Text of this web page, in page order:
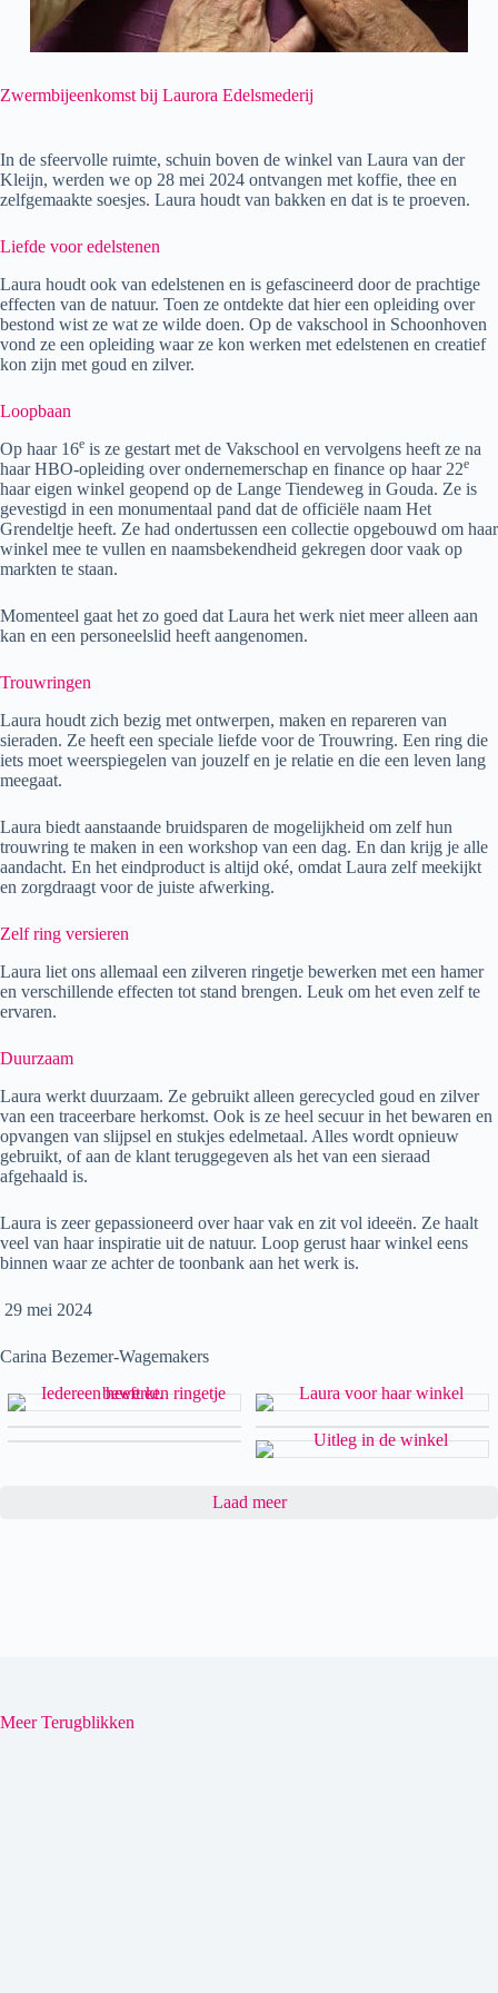
Zwermbijeenkomst bij Laurora Edelsmederij
In de sfeervolle ruimte, schuin boven de winkel van Laura van der
Kleijn, werden we op 28 mei 2024 ontvangen met koffie, thee en
zelfgemaakte soesjes. Laura houdt van bakken en dat is te proeven.
Liefde voor edelstenen
Laura houdt ook van edelstenen en is gefascineerd door de prachtige
effecten van de natuur. Toen ze ontdekte dat hier een opleiding over
bestond wist ze wat ze wilde doen. Op de vakschool in Schoonhoven
vond ze een opleiding waar ze kon werken met edelstenen en creatief
kon zijn met goud en zilver.
Loopbaan
Op haar 16e is ze gestart met de Vakschool en vervolgens heeft ze na
haar HBO-opleiding over ondernemerschap en finance op haar 22e
haar eigen winkel geopend op de Lange Tiendeweg in Gouda. Ze is
gevestigd in een monumentaal pand dat de officiële naam Het
Grendeltje heeft. Ze had ondertussen een collectie opgebouwd om haar
winkel mee te vullen en naamsbekendheid gekregen door vaak op
markten te staan.
Momenteel gaat het zo goed dat Laura het werk niet meer alleen aan
kan en een personeelslid heeft aangenomen.
Trouwringen
Laura houdt zich bezig met ontwerpen, maken en repareren van
sieraden. Ze heeft een speciale liefde voor de Trouwring. Een ring die
iets moet weerspiegelen van jouzelf en je relatie en die een leven lang
meegaat.
Laura biedt aanstaande bruidsparen de mogelijkheid om zelf hun
trouwring te maken in een workshop van een dag. En dan krijg je alle
aandacht. En het eindproduct is altijd oké, omdat Laura zelf meekijkt
en zorgdraagt voor de juiste afwerking.
Zelf ring versieren
Laura liet ons allemaal een zilveren ringetje bewerken met een hamer
en verschillende effecten tot stand brengen. Leuk om het even zelf te
ervaren.
Duurzaam
Laura werkt duurzaam. Ze gebruikt alleen gerecycled goud en zilver
van een traceerbare herkomst. Ook is ze heel secuur in het bewaren en
opvangen van slijpsel en stukjes edelmetaal. Alles wordt opnieuw
gebruikt, of aan de klant teruggegeven als het van een sieraad
afgehaald is.
Laura is zeer gepassioneerd over haar vak en zit vol ideeën. Ze haalt
veel van haar inspiratie uit de natuur. Loop gerust haar winkel eens
binnen waar ze achter de toonbank aan het werk is.
29 mei 2024
Carina Bezemer-Wagemakers
Laad meer
Meer Terugblikken